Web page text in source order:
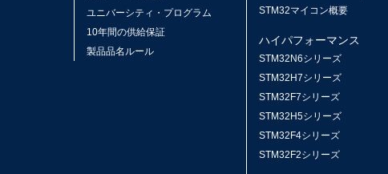
ユニバーシティ・プログラム
10年間の供給保証
製品品名ルール
STM32マイコン概要
ハイパフォーマンス
STM32N6シリーズ
STM32H7シリーズ
STM32F7シリーズ
STM32H5シリーズ
STM32F4シリーズ
STM32F2シリーズ